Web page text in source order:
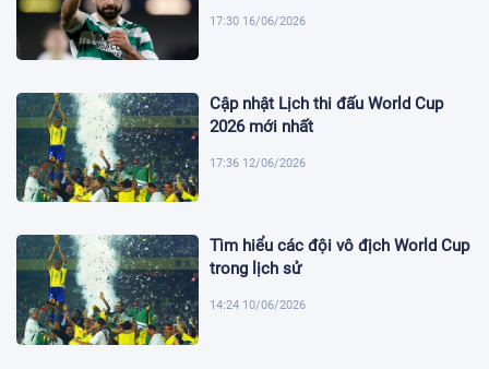
17:30 16/06/2026
Cập nhật Lịch thi đấu World Cup
2026 mới nhất
17:36 12/06/2026
Tìm hiểu các đội vô địch World Cup
trong lịch sử
14:24 10/06/2026